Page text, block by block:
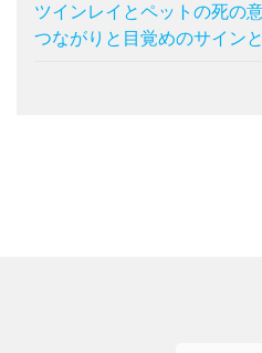
ツインレイとペットの死の
つながりと目覚めのサイン